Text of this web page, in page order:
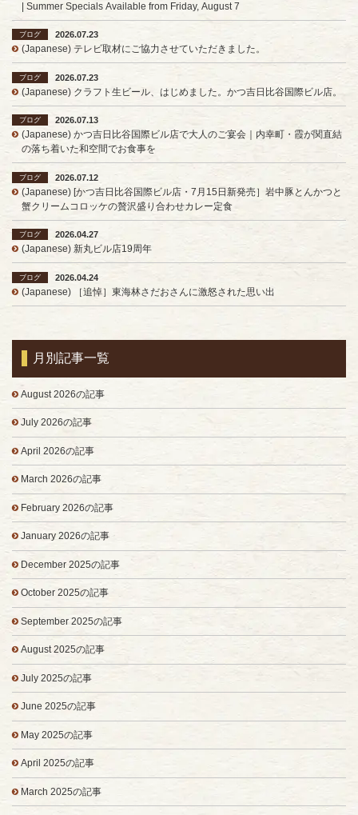
| Summer Specials Available from Friday, August 7
ブログ
2026.07.23
(Japanese) テレビ取材にご協力させていただきました。
ブログ
2026.07.23
(Japanese) クラフト生ビール、はじめました。かつ吉日比谷国際ビル店。
ブログ
2026.07.13
(Japanese) かつ吉日比谷国際ビル店で大人のご宴会｜内幸町・霞が関直結
の落ち着いた和空間でお食事を
ブログ
2026.07.12
(Japanese) [かつ吉日比谷国際ビル店・7月15日新発売］岩中豚とんかつと
蟹クリームコロッケの贅沢盛り合わせカレー定食
ブログ
2026.04.27
(Japanese) 新丸ビル店19周年
ブログ
2026.04.24
(Japanese) ［追悼］東海林さだおさんに激怒された思い出
月別記事一覧
August 2026の記事
July 2026の記事
April 2026の記事
March 2026の記事
February 2026の記事
January 2026の記事
December 2025の記事
October 2025の記事
September 2025の記事
August 2025の記事
July 2025の記事
June 2025の記事
May 2025の記事
April 2025の記事
March 2025の記事